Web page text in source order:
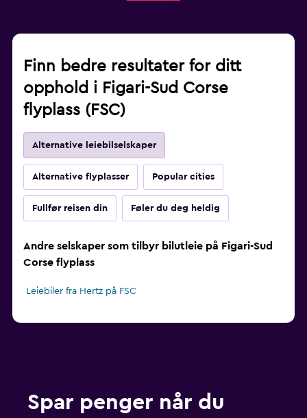
Finn bedre resultater for ditt
opphold i Figari-Sud Corse
flyplass (FSC)
Alternative leiebilselskaper
Alternative flyplasser Popular cities
Fullfør reisen din Føler du deg heldig
Andre selskaper som tilbyr bilutleie på Figari-Sud
Corse flyplass
Leiebiler fra Hertz på FSC
Spar penger når du